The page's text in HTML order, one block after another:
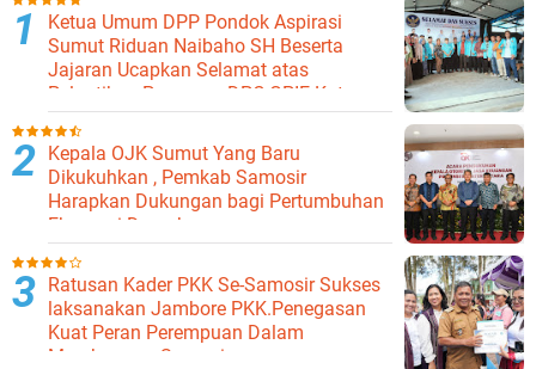
Ketua Umum DPP Pondok Aspirasi
Sumut Riduan Naibaho SH Beserta
Jajaran Ucapkan Selamat atas
Pelantikan Pengurus DPC GPIE Kota
Binjai
Kepala OJK Sumut Yang Baru
Dikukuhkan , Pemkab Samosir
Harapkan Dukungan bagi Pertumbuhan
Ekonomi Daerah
Ratusan Kader PKK Se-Samosir Sukses
laksanakan Jambore PKK.Penegasan
Kuat Peran Perempuan Dalam
Membangun Samosir.